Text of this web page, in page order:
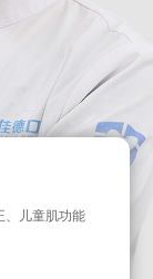
、儿童肌功能